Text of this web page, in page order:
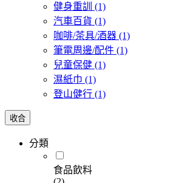
健身重訓
(1)
汽車百貨 (1)
咖啡/茶具/酒器 (1)
筆電周邊/配件 (1)
兒童保健 (1)
濕紙巾 (1)
登山健行 (1)
收合
分類
食品飲料